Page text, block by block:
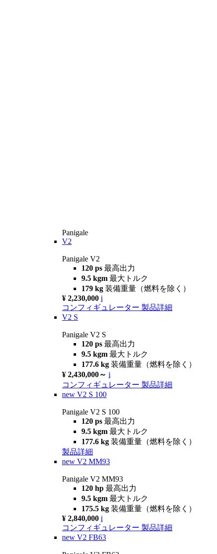
Panigale
V2
Panigale V2
120 ps 最高出力
9.5 kgm 最大トルク
179 kg 装備重量（燃料を除く）
¥ 2,230,000 i
コンフィギュレーター 製品詳細
V2 S
Panigale V2 S
120 ps 最高出力
9.5 kgm 最大トルク
177.6 kg 装備重量（燃料を除く）
¥ 2,430,000～ i
コンフィギュレーター 製品詳細
new V2 S 100
Panigale V2 S 100
120 ps 最高出力
9.5 kgm 最大トルク
177.6 kg 装備重量（燃料を除く）
製品詳細
new V2 MM93
Panigale V2 MM93
120 hp 最高出力
9.5 kgm 最大トルク
175.5 kg 装備重量（燃料を除く）
¥ 2,840,000 i
コンフィギュレーター 製品詳細
new V2 FB63